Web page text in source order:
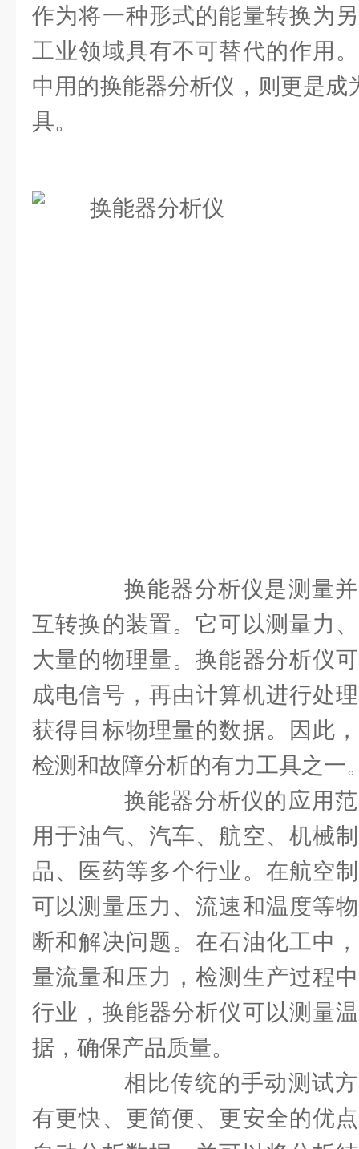
作为将一种形式的能量转换为
工业领域具有不可替代的作用
中用的换能器分析仪，则更是成
具。
换能器分析仪是测量并
互转换的装置。它可以测量力
大量的物理量。换能器分析仪
成电信号，再由计算机进行处
获得目标物理量的数据。因此
检测和故障分析的有力工具之一
换能器分析仪的应用范
用于油气、汽车、航空、机械
品、医药等多个行业。在航空
可以测量压力、流速和温度等
断和解决问题。在石油化工中
量流量和压力，检测生产过程
行业，换能器分析仪可以测量
据，确保产品质量。
相比传统的手动测试方
有更快、更简便、更安全的优